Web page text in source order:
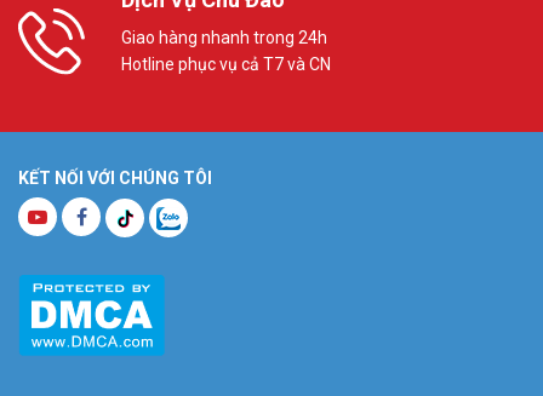
Giao hàng nhanh trong 24h
Hotline phục vụ cả T7 và CN
KẾT NỐI VỚI CHÚNG TÔI